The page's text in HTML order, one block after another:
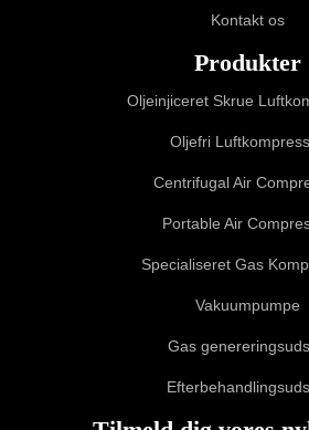
Kontakt os
Produkter
Oljeinjiceret Skrue
Oljefri
Centrifugal Air
Portable Air
Specialiseret Gas
Vakuumpumpe
Gas